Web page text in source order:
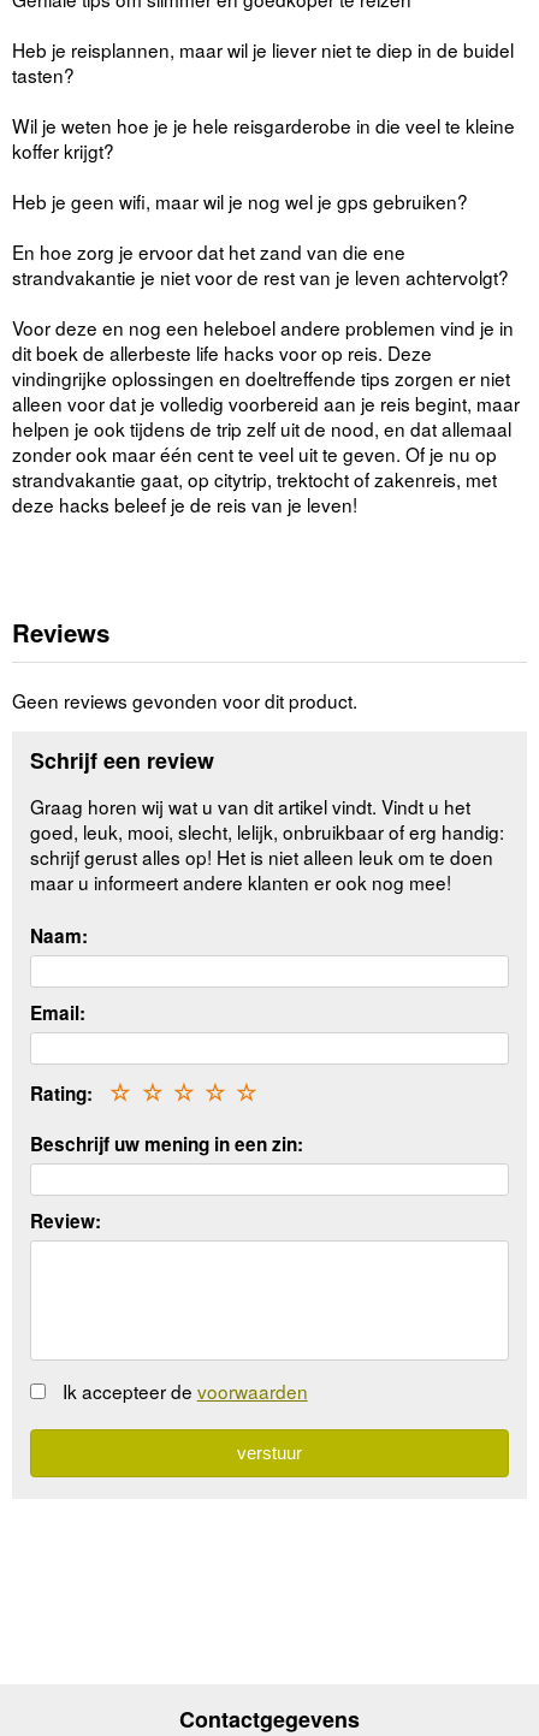
Heb je reisplannen, maar wil je liever niet te diep in de buidel
tasten?
Wil je weten hoe je je hele reisgarderobe in die veel te kleine
koffer krijgt?
Heb je geen wifi, maar wil je nog wel je gps gebruiken?
En hoe zorg je ervoor dat het zand van die ene
strandvakantie je niet voor de rest van je leven achtervolgt?
Voor deze en nog een heleboel andere problemen vind je in
dit boek de allerbeste life hacks voor op reis. Deze
vindingrijke oplossingen en doeltreffende tips zorgen er niet
alleen voor dat je volledig voorbereid aan je reis begint, maar
helpen je ook tijdens de trip zelf uit de nood, en dat allemaal
zonder ook maar één cent te veel uit te geven. Of je nu op
strandvakantie gaat, op citytrip, trektocht of zakenreis, met
deze hacks beleef je de reis van je leven!
Reviews
Geen reviews gevonden voor dit product.
Schrijf een review
Graag horen wij wat u van dit artikel vindt. Vindt u het
goed, leuk, mooi, slecht, lelijk, onbruikbaar of erg handig:
schrijf gerust alles op! Het is niet alleen leuk om te doen
maar u informeert andere klanten er ook nog mee!
Naam:
Email:
Rating: ☆
☆
☆
☆
☆
Beschrijf uw mening in een zin:
Review:
Ik accepteer de voorwaarden
Contactgegevens